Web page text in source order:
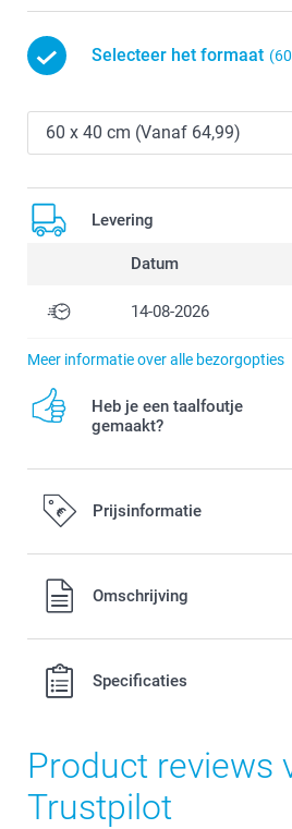
Selecteer het formaat
Levering
Datum
14-08-2026
Meer informatie over alle bezorgopties
Heb je een taalfoutje
gemaakt?
Prijsinformatie
Alle prijzen zijn in EURO (€)
verzendkosten.Omschrijving
Specificaties
Product reviews
Trustpilot